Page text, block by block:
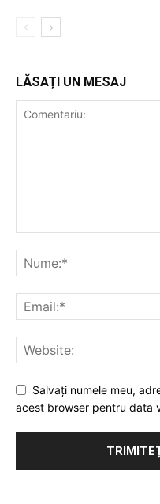
LĂSAȚI UN MESAJ
Salvați numele meu,
acest browser pentru data